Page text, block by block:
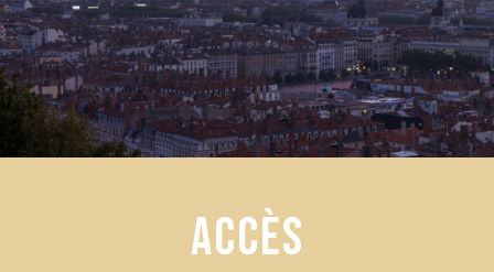
ACCÈS